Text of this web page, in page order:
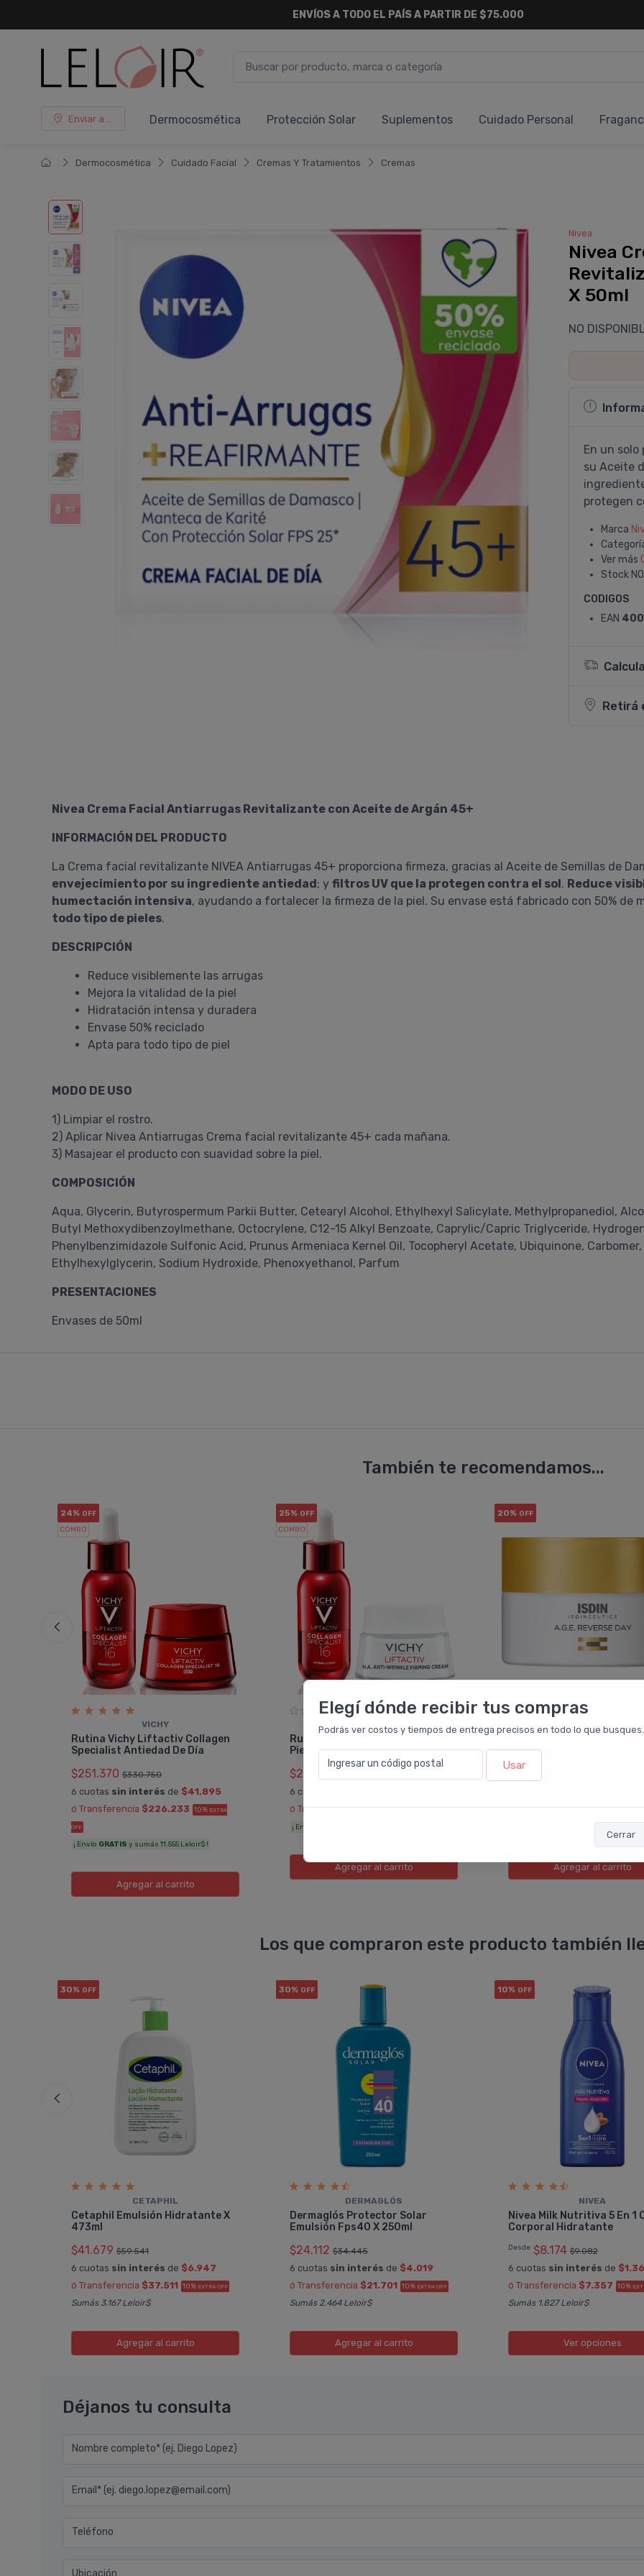
Elegí dónde recibir tus compras
Podrás ver costos y tiempos de entrega precisos en todo lo que busques.
Ingresar un código postal Usar
Cerrar
ENVÍOS A TODO EL PAÍS A PARTIR DE $75.000
Enviar a ... Dermocosmética Protección Solar Suplementos Cuidado Personal
Dermocosmética Cuidado Facial Cremas Y Tratamientos Cremas
Nivea
Nivea
X 50ml
NO
En un solo
su Aceite
protegen
Marca
Ver más
Stock
CODIGOS
EAN
Retirá
Nivea Crema Facial Antiarrugas Revitalizante con Aceite de Argán 45+
INFORMACIÓN DEL PRODUCTO
La Crema facial revitalizante NIVEA Antiarrugas 45+ proporciona firmeza, gracias al Aceite de Semillas de
envejecimiento por su ingrediente antiedad; y filtros UV que la protegen contra el sol. Reduce
humectación intensiva, ayudando a fortalecer la firmeza de la piel. Su envase está fabricado con 50% de
todo tipo de pieles.
DESCRIPCIÓN
Reduce visiblemente las arrugas
Mejora la vitalidad de la piel
Hidratación intensa y duradera
Envase 50% reciclado
Apta para todo tipo de piel
MODO DE USO
1) Limpiar el rostro.
2) Aplicar Nivea Antiarrugas Crema facial revitalizante 45+ cada mañana.
3) Masajear el producto con suavidad sobre la piel.
COMPOSICIÓN
Aqua, Glycerin, Butyrospermum Parkii Butter, Cetearyl Alcohol, Ethylhexyl Salicylate, Methylpropanediol,
Butyl Methoxydibenzoylmethane, Octocrylene, C12-15 Alkyl Benzoate, Caprylic/Capric Triglyceride,
Phenylbenzimidazole Sulfonic Acid, Prunus Armeniaca Kernel Oil, Tocopheryl Acetate, Ubiquinone,
Ethylhexylglycerin, Sodium Hydroxide, Phenoxyethanol, Parfum
PRESENTACIONES
Envases de 50ml
También te recomendamos...
24% OFF
COMBO
VICHY
Rutina Vichy Liftactiv Collagen
Specialist Antiedad De Día
$251.370 $330.750
6 cuotas sin interés de $41.895
ó Transferencia $226.233 10% EXTRA
OFF
¡ Envío GRATIS y sumás 11.555 Leloir$ !
Agregaral carrito
25% OFF
COMBO
VICHY
Rutina Vichy Liftactiv Antiedad
Pieles Secas Y Maduras
$236.734
6 cuotas
ó Transferencia$213.061 10%
¡ Envío
Agregaral carrito
20% OFF
ISDIN
Isdinceutics Age Reverse
Crema Antiedad
$186.318
ó Transferencia$167.686 10%
Agregaral carrito
Los que compraron este producto también
30% OFF
CETAPHIL
Cetaphil Emulsión Hidratante X
473ml
$41.679 $59.541
6 cuotas sin interés de $6.947
ó Transferencia $37.511 10% EXTRA OFF
Sumás 3.167 Leloir$
Agregaral carrito
30% OFF
DERMAGLÓS
Dermaglós Protector Solar
Emulsión Fps40 X 250ml
$24.112 $34.445
6 cuotas sin interés de $4.019
ó Transferencia $21.701 10% EXTRA OFF
Sumás 2.464 Leloir$
Agregaral carrito
10% OFF
NIVEA
Nivea Milk Nutritiva 5 En 1
Corporal Hidratante
Desde $8.174 $9.082
6 cuotas sin interés de
ó Transferencia $7.357 10%
Sumás 1.827 Leloir$
Ver opciones
Déjanos tu consulta
Nombre completo* (ej. Diego Lopez)
Email* (ej. diego.lopez@email.com)
Teléfono